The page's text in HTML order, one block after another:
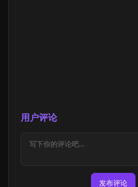
用户评论
发布评论